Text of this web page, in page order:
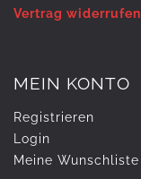
Vertrag widerrufen
MEIN KONTO
Registrieren
Login
Meine Wunschliste